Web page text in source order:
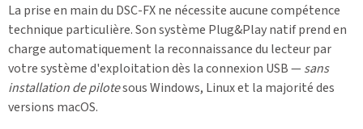
La prise en main du DSC-FX ne nécessite aucune compétence
technique particulière. Son système Plug&Play natif prend en
charge automatiquement la reconnaissance du lecteur par
votre système d'exploitation dès la connexion USB —sans
installation de pilotesous Windows, Linux et la majorité des
versions macOS.